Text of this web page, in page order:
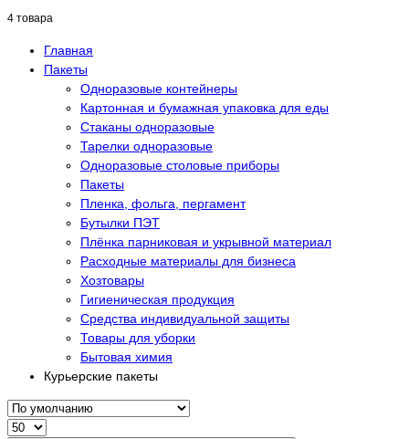
4 товара
Главная
Пакеты
Одноразовые контейнеры
Картонная и бумажная упаковка для еды
Стаканы одноразовые
Тарелки одноразовые
Одноразовые столовые приборы
Пакеты
Пленка, фольга, пергамент
Бутылки ПЭТ
Плёнка парниковая и укрывной материал
Расходные материалы для бизнеса
Хозтовары
Гигиеническая продукция
Средства индивидуальной защиты
Товары для уборки
Бытовая химия
Курьерские пакеты